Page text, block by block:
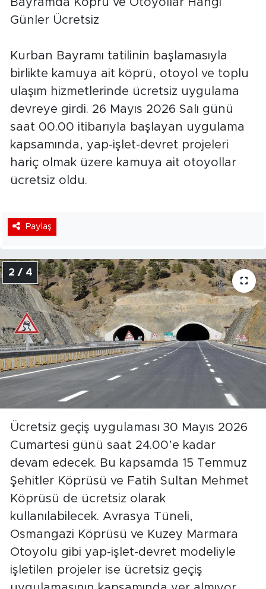
Günler Ücretsiz
Kurban Bayramı tatilinin başlamasıyla
birlikte kamuya ait köprü, otoyol ve toplu
ulaşım hizmetlerinde ücretsiz uygulama
devreye girdi. 26 Mayıs 2026 Salı günü
saat 00.00 itibarıyla başlayan uygulama
kapsamında, yap-işlet-devret projeleri
hariç olmak üzere kamuya ait otoyollar
ücretsiz oldu.
Paylaş
2 / 4
Ücretsiz geçiş uygulaması 30 Mayıs 2026
Cumartesi günü saat 24.00’e kadar
devam edecek. Bu kapsamda 15 Temmuz
Şehitler Köprüsü ve Fatih Sultan Mehmet
Köprüsü de ücretsiz olarak
kullanılabilecek. Avrasya Tüneli,
Osmangazi Köprüsü ve Kuzey Marmara
Otoyolu gibi yap-işlet-devret modeliyle
işletilen projeler ise ücretsiz geçiş